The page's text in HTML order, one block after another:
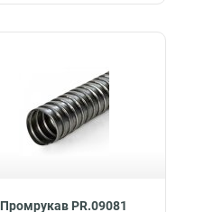
Промрукав PR.09081